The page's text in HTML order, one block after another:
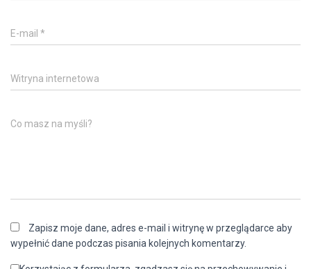
E-mail *
Witryna internetowa
Co masz na myśli?
Zapisz moje dane, adres e-mail i witrynę w przeglądarce aby
wypełnić dane podczas pisania kolejnych komentarzy.